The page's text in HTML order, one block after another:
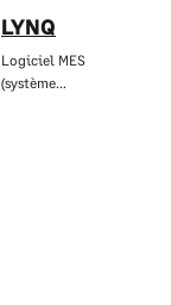
LYNQ
Logiciel MES
(système…